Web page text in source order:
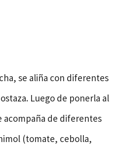
se aliña con diferentes
Luego de ponerla al
acompaña de diferentes
(tomate, cebolla,